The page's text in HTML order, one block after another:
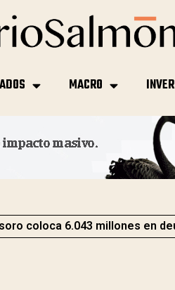
MACRO
coloca 6.043 millones en